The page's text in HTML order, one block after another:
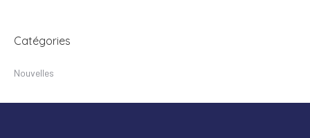
Catégories
Nouvelles